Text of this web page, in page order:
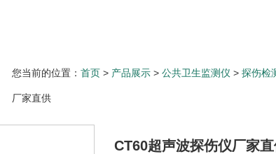
您当前的位置： 首页 > 产品展示 > 公共卫生监测仪 > 探伤检
厂家直供
CT60超声波探伤仪厂家